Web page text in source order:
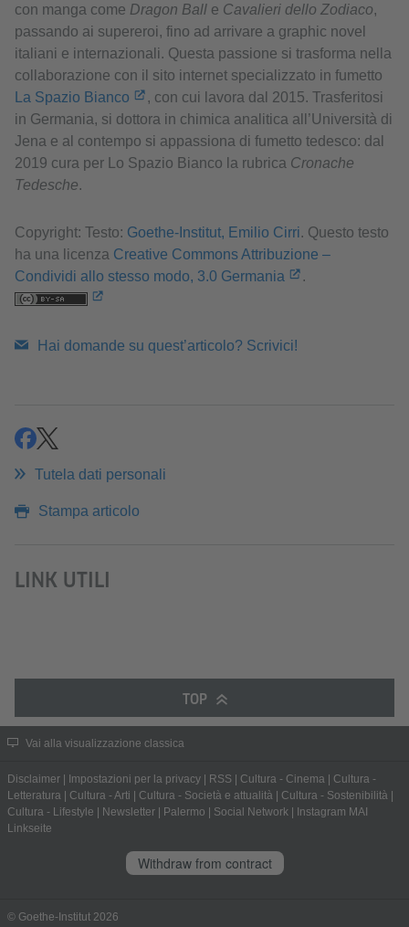
con manga come Dragon Ball e Cavalieri dello Zodiaco,
passando ai supereroi, fino ad arrivare a graphic novel
italiani e internazionali. Questa passione si trasforma nella
collaborazione con il sito internet specializzato in fumetto
La Spazio Bianco
, con cui lavora dal 2015. Trasferitosi
in Germania, si dottora in chimica analitica all’Università di
Jena e al contempo si appassiona di fumetto tedesco: dal
2019 cura per Lo Spazio Bianco la rubrica Cronache
Tedesche.
Copyright: Testo: Goethe-Institut, Emilio Cirri. Questo testo
ha una licenza Creative Commons Attribuzione –
Condividi allo stesso modo, 3.0 Germania
.
Hai domande su quest’articolo? Scrivici!
Condividi
Condividi
Tutela dati personali
Stampa articolo
LINK UTILI
TOP
Vai alla visualizzazione classica
Disclaimer Impostazioni per la privacy RSS Cultura - Cinema
Cultura -
Letteratura
Cultura - Arti Cultura - Società e attualità Cultura - Sostenibilità
Cultura - Lifestyle
Newsletter Palermo Social Network
Instagram MAI
Linkseite
Withdraw from contract
© Goethe-Institut 2026